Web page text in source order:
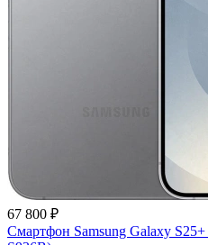
67 800 ₽
Смартфон Samsung Galaxy